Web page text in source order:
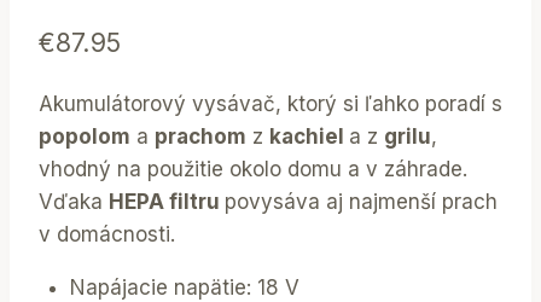
€87.95
Akumulátorový vysávač, ktorý si ľahko poradí s
popolom a prachom z kachiel a z grilu,
vhodný na použitie okolo domu a v záhrade.
Vďaka HEPA filtru povysáva aj najmenší prach
v domácnosti.
Napájacie napätie: 18 V